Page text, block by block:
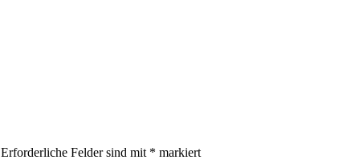
Erforderliche Felder sind mit * markiert